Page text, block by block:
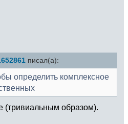
писал(а):
определить комплексное
(тривиальным образом).